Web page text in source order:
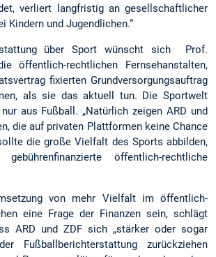
verliert langfristig an gesellschaftlicher
Kindern und Jugendlichen.“
über Sport wünscht sich Prof.
öffentlich-rechtlichen Fernsehanstalten,
fixierten Grundversorgungsauftrag
als sie das aktuell tun. Die Sportwelt
aus Fußball. „Natürlich zeigen ARD und
die auf privaten Plattformen keine Chance
die große Vielfalt des Sports abbilden,
öffentlich-rechtliche
von mehr Vielfalt im öffentlich-
eine Frage der Finanzen sein, schlägt
ARD und ZDF sich „stärker oder sogar
Fußballberichterstattung zurückziehen